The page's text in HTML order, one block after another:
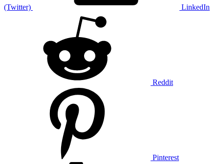
(Twitter) LinkedIn
Reddit
Pinterest